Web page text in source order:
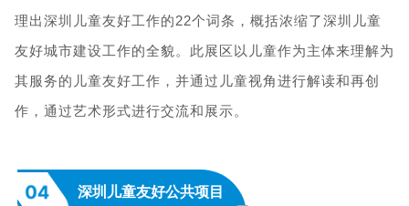
理出深圳儿童友好工作的22个词条，概括浓缩了深圳儿童
友好城市建设工作的全貌。此展区以儿童作为主体来理解为
其服务的儿童友好工作，并通过儿童视角进行解读和再创
作，通过艺术形式进行交流和展示。
04 深圳儿童友好公共项目